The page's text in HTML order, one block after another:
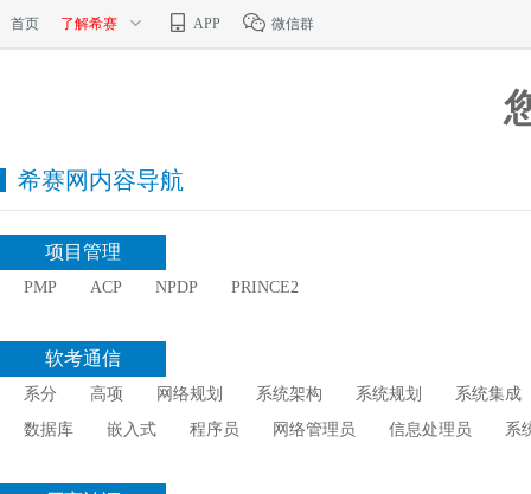
首页 了解希赛 APP 微信群
希赛网内容导航
项目管理
PMP ACP NPDP PRINCE2
软考通信
系分 高项 网络规划 系统架构 系统规划
系统集成
数据库
嵌入式 程序员 网络管理员 信息处理员 系